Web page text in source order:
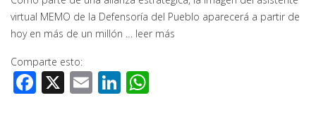
virtual MEMO de la Defensoría del Pueblo aparecerá a partir de
hoy en más de un millón … leer más
Comparte esto:
Facebook
X EmailLinkedIn